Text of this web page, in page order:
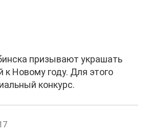
призывают украшать
Новому году. Для этого
конкурс.